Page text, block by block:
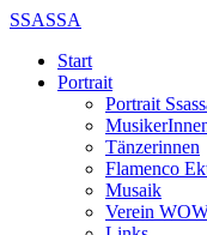
SSASSA
Start
Portrait
Portrait
Tänzerinnen
Flamenco
Musaik
Verein